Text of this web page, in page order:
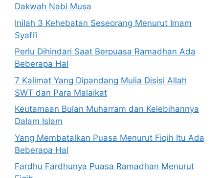
Dakwah Nabi Musa
Inilah 3 Kehebatan Seseorang Menurut Imam
Syafi’i
Perlu Dihindari Saat Berpuasa Ramadhan Ada
Beberapa Hal
7 Kalimat Yang Dipandang Mulia Disisi Allah
SWT dan Para Malaikat
Keutamaan Bulan Muharram dan Kelebihannya
Dalam Islam
Yang Membatalkan Puasa Menurut Fiqih Itu Ada
Beberapa Hal
Fardhu Fardhunya Puasa Ramadhan Menurut